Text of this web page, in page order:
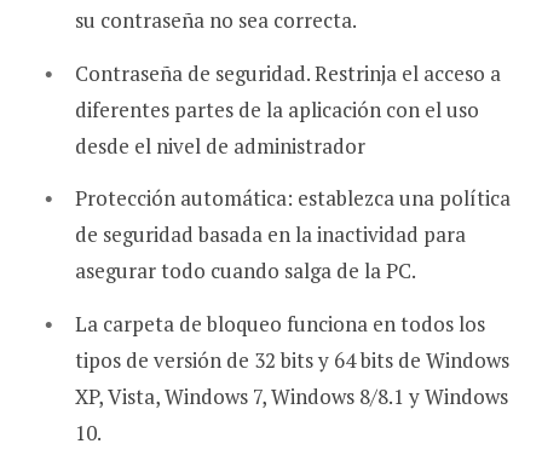
su contraseña no sea correcta.
Contraseña de seguridad. Restrinja el acceso a
diferentes partes de la aplicación con el uso
desde el nivel de administrador
Protección automática: establezca una política
de seguridad basada en la inactividad para
asegurar todo cuando salga de la PC.
La carpeta de bloqueo funciona en todos los
tipos de versión de 32 bits y 64 bits de Windows
XP, Vista, Windows 7, Windows 8/8.1 y Windows
10.